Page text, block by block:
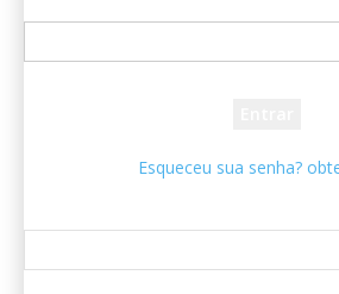
Esqueceu sua senha?